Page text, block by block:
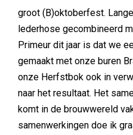
groot (B)oktoberfest.
lederhose gecombineerd
Primeur dit jaar is dat we
gemaakt met onze buren
onze Herfstbok ook in
naar het resultaat. Het
komt in de brouwwereld
samenwerkingen doe ik